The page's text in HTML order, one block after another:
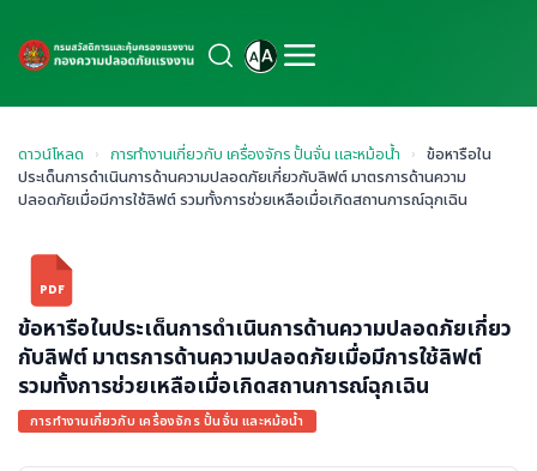
ดาวน์โหลด › การทำงานเกี่ยวกับ เครื่องจักร ปั้นจั่น และหม้อน้ำ › ข้อหารือใน
ประเด็นการดำเนินการด้านความปลอดภัยเกี่ยวกับลิฟต์ มาตรการด้านความ
ปลอดภัยเมื่อมีการใช้ลิฟต์ รวมทั้งการช่วยเหลือเมื่อเกิดสถานการณ์ฉุกเฉิน
PDF
ข้อหารือในประเด็นการดำเนินการด้านความปลอดภัยเกี่ยว
กับลิฟต์ มาตรการด้านความปลอดภัยเมื่อมีการใช้ลิฟต์
รวมทั้งการช่วยเหลือเมื่อเกิดสถานการณ์ฉุกเฉิน
การทำงานเกี่ยวกับ เครื่องจักร ปั้นจั่น และหม้อน้ำ